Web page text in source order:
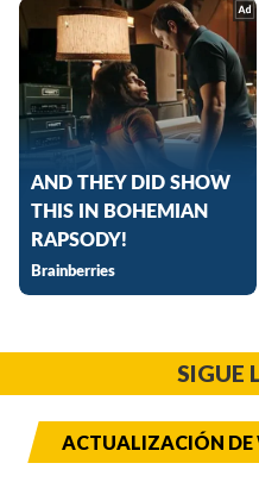
SIGUE
ACTUALIZACIÓN DE